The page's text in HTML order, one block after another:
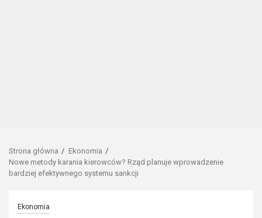
Strona główna
Ekonomia
Nowe metody karania kierowców? Rząd planuje wprowadzenie
bardziej efektywnego systemu sankcji
Ekonomia